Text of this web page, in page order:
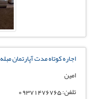
اجاره کوتاه مدت آپارتمان مبله
امین
تلفن: 09371476765